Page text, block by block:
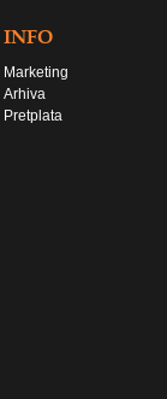
INFO
Marketing
Arhiva
Pretplata